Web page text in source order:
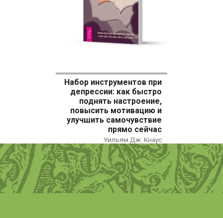
Набор инструментов при
депрессии: как быстро
поднять настроение,
повысить мотивацию и
улучшить самочувствие
прямо сейчас
Уильям Дж. Кнаус
Художественная литература